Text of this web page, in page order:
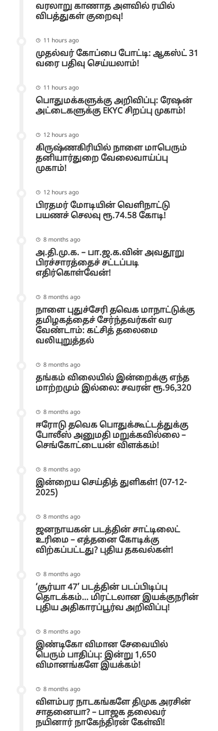
வரலாறு காணாத அளவில் ரயில்
விபத்துகள் குறைவு!
11 hours ago
முதல்வர் கோப்பை போட்டி: ஆகஸ்ட் 31
வரை பதிவு செய்யலாம்!
11 hours ago
பொதுமக்களுக்கு அறிவிப்பு: ரேஷன்
அட்டைகளுக்கு EKYC சிறப்பு முகாம்!
12 hours ago
கிருஷ்ணகிரியில் நாளை மாபெரும்
தனியார்துறை வேலைவாய்ப்பு
முகாம்!
12 hours ago
பிரதமர் மோடியின் வெளிநாட்டு
பயணச் செலவு ரூ.74.58 கோடி!
8 months ago
அ.தி.மு.க. – பா.ஜ.க.வின் அவதூறு
பிரச்சாரத்தைச் சட்டப்படி
எதிர்கொள்வேன்!
8 months ago
நாளை புதுச்சேரி தவெக மாநாட்டுக்கு
தமிழகத்தைச் சேர்ந்தவர்கள் வர
வேண்டாம்: கட்சித் தலைமை
வலியுறுத்தல்
8 months ago
தங்கம் விலையில் இன்றைக்கு எந்த
மாற்றமும் இல்லை: சவரன் ரூ.96,320
8 months ago
ஈரோடு தவெக பொதுக்கூட்டத்துக்கு
போலீஸ் அனுமதி மறுக்கவில்லை –
செங்கோட்டையன் விளக்கம்!
8 months ago
இன்றைய செய்தித் துளிகள்! (07-12-
2025)
8 months ago
ஜனநாயகன் படத்தின் சாட்டிலைட்
உரிமை – எத்தனை கோடிக்கு
விற்கப்பட்டது? புதிய தகவல்கள்!
8 months ago
‘சூர்யா 47’ படத்தின் படப்பிடிப்பு
தொடக்கம்… மிரட்டலான இயக்குநரின்
புதிய அதிகாரப்பூர்வ அறிவிப்பு!
8 months ago
இண்டிகோ விமான சேவையில்
பெரும் பாதிப்பு: இன்று 1,650
விமானங்களே இயக்கம்!
8 months ago
விளம்பர நாடகங்களே திமுக அரசின்
சாதனையா? – பாஜக தலைவர்
நயினார் நாகேந்திரன் கேள்வி!